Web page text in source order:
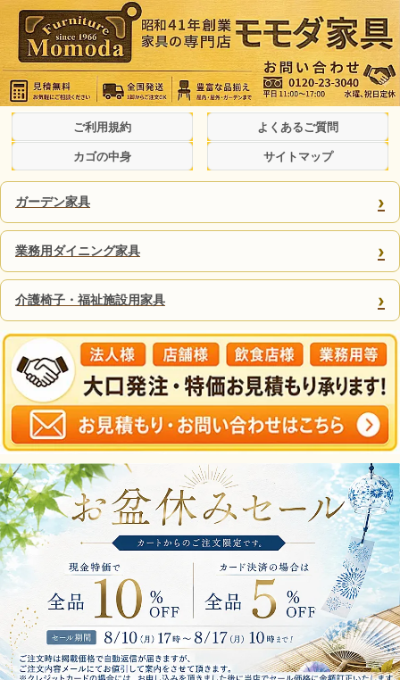
ご利用規約 よくあるご質問
カゴの中身 サイトマップ
ガーデン家具 ›
業務用ダイニング家具 ›
介護椅子・福祉施設用家具 ›